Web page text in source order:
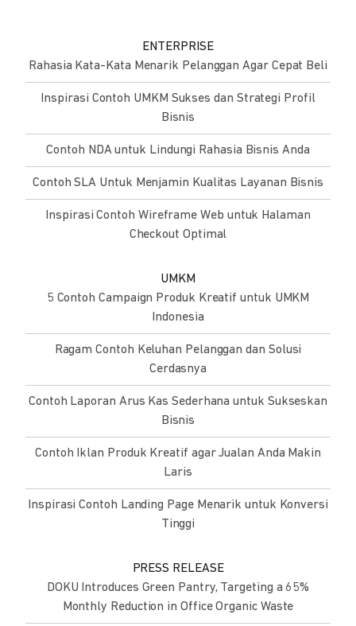
ENTERPRISE
Rahasia Kata-Kata Menarik Pelanggan Agar Cepat Beli
Inspirasi Contoh UMKM Sukses dan Strategi Profil
Bisnis
Contoh NDA untuk Lindungi Rahasia Bisnis Anda
Contoh SLA Untuk Menjamin Kualitas Layanan Bisnis
Inspirasi Contoh Wireframe Web untuk Halaman
Checkout Optimal
UMKM
5 Contoh Campaign Produk Kreatif untuk UMKM
Indonesia
Ragam Contoh Keluhan Pelanggan dan Solusi
Cerdasnya
Contoh Laporan Arus Kas Sederhana untuk Sukseskan
Bisnis
Contoh Iklan Produk Kreatif agar Jualan Anda Makin
Laris
Inspirasi Contoh Landing Page Menarik untuk Konversi
Tinggi
PRESS RELEASE
DOKU Introduces Green Pantry, Targeting a 65%
Monthly Reduction in Office Organic Waste